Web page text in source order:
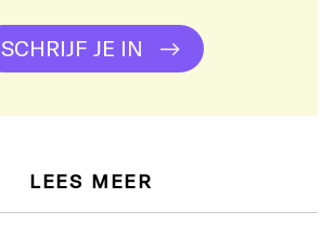
SCHRIJF JE IN
LEES MEER